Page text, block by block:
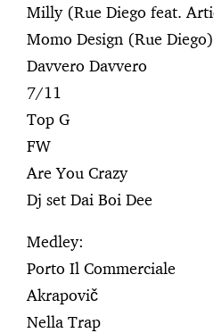
Milly (Rue Diego feat.
Momo Design (Rue Diego)
Davvero Davvero
7/11
Top G
FW
Are You Crazy
Dj set Dai Boi Dee
Medley:
Porto Il Commerciale
Akrapovič
Nella Trap